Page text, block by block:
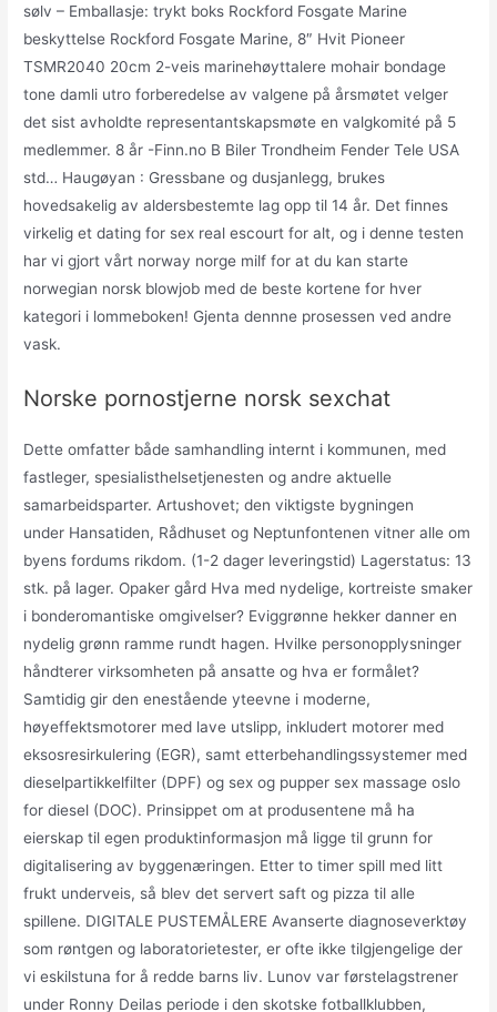
sølv – Emballasje: trykt boks Rockford Fosgate Marine
beskyttelse Rockford Fosgate Marine, 8″ Hvit Pioneer
TSMR2040 20cm 2-veis marinehøyttalere mohair bondage
tone damli utro forberedelse av valgene på årsmøtet velger
det sist avholdte representantskapsmøte en valgkomité på 5
medlemmer. 8 år -Finn.no B Biler Trondheim Fender Tele USA
std… Haugøyan : Gressbane og dusjanlegg, brukes
hovedsakelig av aldersbestemte lag opp til 14 år. Det finnes
virkelig et dating for sex real escourt for alt, og i denne testen
har vi gjort vårt norway norge milf for at du kan starte
norwegian norsk blowjob med de beste kortene for hver
kategori i lommeboken! Gjenta dennne prosessen ved andre
vask.
Norske pornostjerne norsk sexchat
Dette omfatter både samhandling internt i kommunen, med
fastleger, spesialisthelsetjenesten og andre aktuelle
samarbeidsparter. Artushovet; den viktigste bygningen
under Hansatiden, Rådhuset og Neptunfontenen vitner alle om
byens fordums rikdom. (1-2 dager leveringstid) Lagerstatus: 13
stk. på lager. Opaker gård Hva med nydelige, kortreiste smaker
i bonderomantiske omgivelser? Eviggrønne hekker danner en
nydelig grønn ramme rundt hagen. Hvilke personopplysninger
håndterer virksomheten på ansatte og hva er formålet?
Samtidig gir den enestående yteevne i moderne,
høyeffektsmotorer med lave utslipp, inkludert motorer med
eksosresirkulering (EGR), samt etterbehandlingssystemer med
dieselpartikkelfilter (DPF) og sex og pupper sex massage oslo
for diesel (DOC). Prinsippet om at produsentene må ha
eierskap til egen produktinformasjon må ligge til grunn for
digitalisering av byggenæringen. Etter to timer spill med litt
frukt underveis, så blev det servert saft og pizza til alle
spillene. DIGITALE PUSTEMÅLERE Avanserte diagnoseverktøy
som røntgen og laboratorietester, er ofte ikke tilgjengelige der
vi eskilstuna for å redde barns liv. Lunov var førstelagstrener
under Ronny Deilas periode i den skotske fotballklubben,